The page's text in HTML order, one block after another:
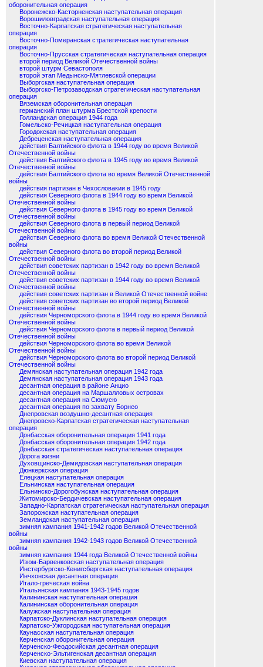
оборонительная операция
Воронежско-Касторненская наступательная операция
Ворошиловградская наступательная операция
Восточно-Карпатская стратегическая наступательная
операция
Восточно-Померанская стратегическая наступательная
операция
Восточно-Прусская стратегическая наступательная операция
второй период Великой Отечественной войны
второй штурм Севастополя
второй этап Медынско-Мятлевской операции
Выборгская наступательная операция
Выборгско-Петрозаводская стратегическая наступательная
операция
Вяземская оборонительная операция
германский план штурма Брестской крепости
Голландская операция 1944 года
Гомельско-Речицкая наступательная операция
Городокская наступательная операция
Дебреценская наступательная операция
действия Балтийского флота в 1944 году во время Великой
Отечественной войны
действия Балтийского флота в 1945 году во время Великой
Отечественной войны
действия Балтийского флота во время Великой Отечественной
войны
действия партизан в Чехословакии в 1945 году
действия Северного флота в 1944 году во время Великой
Отечественной войны
действия Северного флота в 1945 году во время Великой
Отечественной войны
действия Северного флота в первый период Великой
Отечественной войны
действия Северного флота во время Великой Отечественной
войны
действия Северного флота во второй период Великой
Отечественной войны
действия советских партизан в 1942 году во время Великой
Отечественной войны
действия советских партизан в 1944 году во время Великой
Отечественной войны
действия советских партизан в Великой Отечественной войне
действия советских партизан во второй период Великой
Отечественной войны
действия Черноморского флота в 1944 году во время Великой
Отечественной войны
действия Черноморского флота в первый период Великой
Отечественной войны
действия Черноморского флота во время Великой
Отечественной войны
действия Черноморского флота во второй период Великой
Отечественной войны
Демянская наступательная операция 1942 года
Демянская наступательная операция 1943 года
десантная операция в районе Анцио
десантная операция на Маршалловых островах
десантная операция на Сюмусю
десантная операция по захвату Борнео
Днепровская воздушно-десантная операция
Днепровско-Карпатская стратегическая наступательная
операция
Донбасская оборонительная операция 1941 года
Донбасская оборонительная операция 1942 года
Донбасская стратегическая наступательная операция
Дорога жизни
Духовщинско-Демидовская наступательная операция
Дюнкеркская операция
Елецкая наступательная операция
Ельнинская наступательная операция
Ельнинско-Дорогобужская наступательная операция
Житомирско-Бердичевская наступательная операция
Западно-Карпатская стратегическая наступательная операция
Запорожская наступательная операция
Земландская наступательная операция
зимняя кампания 1941-1942 годов Великой Отечественной
войны
зимняя кампания 1942-1943 годов Великой Отечественной
войны
зимняя кампания 1944 года Великой Отечественной войны
Изюм-Барвенковская наступательная операция
Инстербургско-Кенигсбергская наступательная операция
Инчхонская десантная операция
Итало-греческая война
Итальянская кампания 1943-1945 годов
Калининская наступательная операция
Калининская оборонительная операция
Калужская наступательная операция
Карпатско-Дуклинская наступательная операция
Карпатско-Ужгородская наступательная операция
Каунасская наступательная операция
Керченская оборонительная операция
Керченско-Феодосийская десантная операция
Керченско-Эльтигенская десантная операция
Киевская наступательная операция